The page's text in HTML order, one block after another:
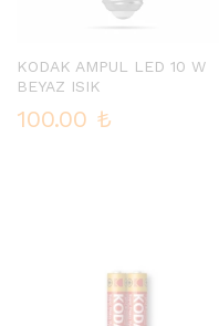
KODAK AMPUL LED 10 W
BEYAZ ISIK
100.00 ₺